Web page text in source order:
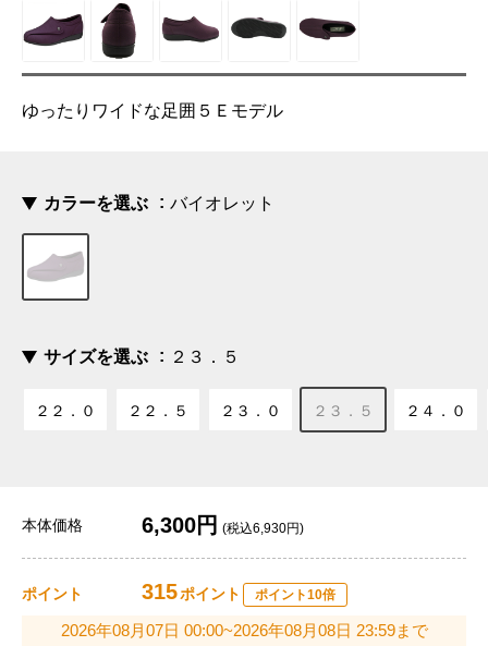
ゆったりワイドな足囲５Ｅモデル
カラーを選ぶ バイオレット
サイズを選ぶ ２３．５
２２．０ ２２．５ ２３．０ ２３．５ ２４．０
本体価格 6,300円 (税込6,930円)
ポイント 315ポイント ポイント10倍
2026年08月07日 00:00~2026年08月08日 23:59まで